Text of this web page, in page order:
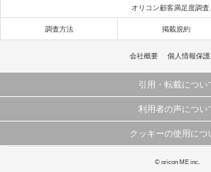
オリコン顧客満足度調査
調査方法 掲載規約
会社概要 個人情報保
引用・転載につい
当サイトで公開されている情報（文字、写真、イラスト
これらの情報を権利者の許可なく無断転載・複製などの
利用者の声につい
当サイトに掲載している内容はすべてサービスの利用者
弊社の見解・ 意見ではないことをご理解いただいた上で
クッキーの使用につ
このサイトでは Cookie を使用して、ユーザーに合わせ
© oricon ME inc.